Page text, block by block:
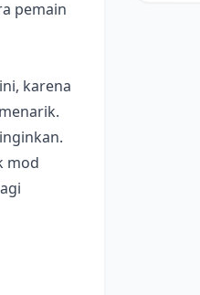
pemain
karena
mod